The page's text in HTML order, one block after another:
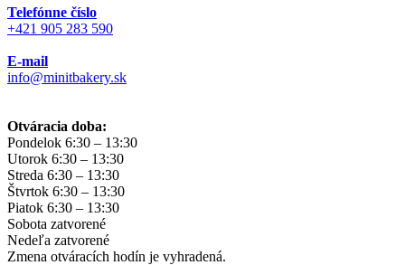
Telefónne číslo
+421 905 283 590
E-mail
info@minitbakery.sk
Otváracia doba:
Pondelok 6:30 – 13:30
Utorok 6:30 – 13:30
Streda 6:30 – 13:30
Štvrtok 6:30 – 13:30
Piatok 6:30 – 13:30
Sobota zatvorené
Nedeľa zatvorené
Zmena otváracích hodín je vyhradená.